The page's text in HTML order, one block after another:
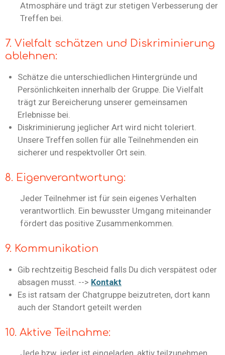
Atmosphäre und trägt zur stetigen Verbesserung der
Treffen bei.
7. Vielfalt schätzen und Diskriminierung
ablehnen:
Schätze die unterschiedlichen Hintergründe und
Persönlichkeiten innerhalb der Gruppe. Die Vielfalt
trägt zur Bereicherung unserer gemeinsamen
Erlebnisse bei.
Diskriminierung jeglicher Art wird nicht toleriert.
Unsere Treffen sollen für alle Teilnehmenden ein
sicherer und respektvoller Ort sein.
8. Eigenverantwortung:
Jeder Teilnehmer ist für sein eigenes Verhalten
verantwortlich. Ein bewusster Umgang miteinander
fördert das positive Zusammenkommen.
9. Kommunikation
Gib rechtzeitig Bescheid falls Du dich verspätest oder
absagen musst. --> Kontakt
Es ist ratsam der Chatgruppe beizutreten, dort kann
auch der Standort geteilt werden
10. Aktive Teilnahme: